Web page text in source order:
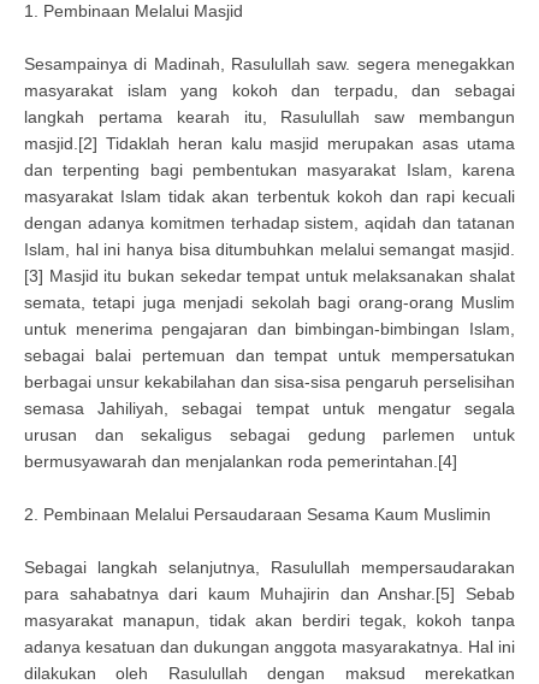
1. Pembinaan Melalui Masjid
Sesampainya di Madinah, Rasulullah saw. segera menegakkan
masyarakat islam yang kokoh dan terpadu, dan sebagai
langkah pertama kearah itu, Rasulullah saw membangun
masjid.[2] Tidaklah heran kalu masjid merupakan asas utama
dan terpenting bagi pembentukan masyarakat Islam, karena
masyarakat Islam tidak akan terbentuk kokoh dan rapi kecuali
dengan adanya komitmen terhadap sistem, aqidah dan tatanan
Islam, hal ini hanya bisa ditumbuhkan melalui semangat masjid.
[3] Masjid itu bukan sekedar tempat untuk melaksanakan shalat
semata, tetapi juga menjadi sekolah bagi orang-orang Muslim
untuk menerima pengajaran dan bimbingan-bimbingan Islam,
sebagai balai pertemuan dan tempat untuk mempersatukan
berbagai unsur kekabilahan dan sisa-sisa pengaruh perselisihan
semasa Jahiliyah, sebagai tempat untuk mengatur segala
urusan dan sekaligus sebagai gedung parlemen untuk
bermusyawarah dan menjalankan roda pemerintahan.[4]
2. Pembinaan Melalui Persaudaraan Sesama Kaum Muslimin
Sebagai langkah selanjutnya, Rasulullah mempersaudarakan
para sahabatnya dari kaum Muhajirin dan Anshar.[5] Sebab
masyarakat manapun, tidak akan berdiri tegak, kokoh tanpa
adanya kesatuan dan dukungan anggota masyarakatnya. Hal ini
dilakukan oleh Rasulullah dengan maksud merekatkan